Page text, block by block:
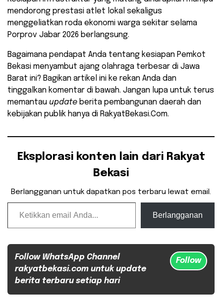
mendorong prestasi atlet lokal sekaligus
menggeliatkan roda ekonomi warga sekitar selama
Porprov Jabar 2026 berlangsung.
​Bagaimana pendapat Anda tentang kesiapan Pemkot
Bekasi menyambut ajang olahraga terbesar di Jawa
Barat ini? Bagikan artikel ini ke rekan Anda dan
tinggalkan komentar di bawah. Jangan lupa untuk terus
memantau update berita pembangunan daerah dan
kebijakan publik hanya di RakyatBekasi.Com.
Eksplorasi konten lain dari Rakyat
Bekasi
Berlangganan untuk dapatkan pos terbaru lewat email.
Ketikkan email Anda...
Berlangganan
Follow WhatsApp Channel
rakyatbekasi.com untuk update
berita terbaru setiap hari
Follow